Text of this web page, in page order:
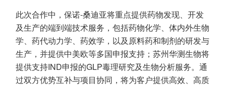
此次合作中，保诺-桑迪亚将重点提供药物发现、开发
及生产的端到端技术服务，包括药物化学、体内外生物
学、药代动力学、药效学，以及原料药和制剂的研发与
生产，并提供中美欧等多国申报支持；苏州华测生物将
提供支持IND申报的GLP毒理研究及生物分析服务。通
过双方优势互补与项目协同，将为客户提供高效、高质